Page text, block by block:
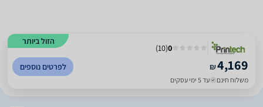
הזול ביותר
0
(
10
)
₪4,169
משלוח חינם עד 5 ימי עסקים
לפרטים נוספים